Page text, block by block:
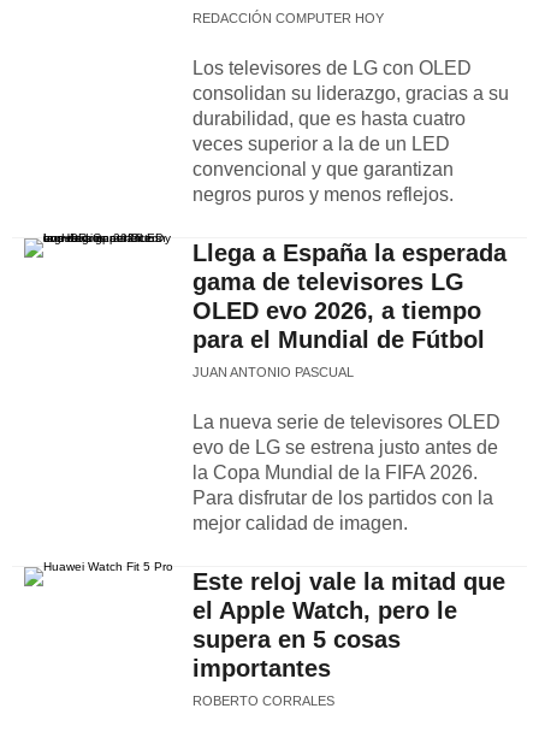
REDACCIÓN COMPUTER HOY
Los televisores de LG con OLED
consolidan su liderazgo, gracias a su
durabilidad, que es hasta cuatro
veces superior a la de un LED
convencional y que garantizan
negros puros y menos reflejos.
Llega a España la esperada
gama de televisores LG
OLED evo 2026, a tiempo
para el Mundial de Fútbol
JUAN ANTONIO PASCUAL
La nueva serie de televisores OLED
evo de LG se estrena justo antes de
la Copa Mundial de la FIFA 2026.
Para disfrutar de los partidos con la
mejor calidad de imagen.
Este reloj vale la mitad que
el Apple Watch, pero le
supera en 5 cosas
importantes
ROBERTO CORRALES